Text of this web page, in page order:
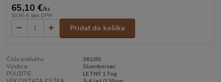
65,10 €/ks
53,80 € bez DPH
Pridať do košíka
Číslo produktu:
361(R)
Výrobca:
Slumbersac
POUŽITIE:
LETNÝ 1Tog